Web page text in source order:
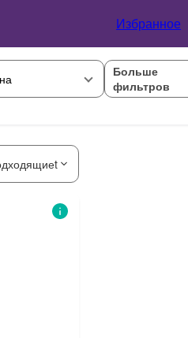
Избранное
Больше
фильтров